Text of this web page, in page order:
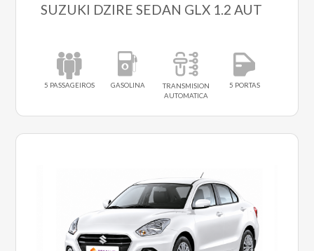
SUZUKI DZIRE SEDAN GLX 1.2 AUT
5 PASSAGEIROS GASOLINA
TRANSMISION
AUTOMATICA
5 PORTAS